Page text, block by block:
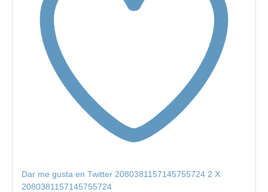
Dar me gusta en Twitter 2080381157145755724 2 X
2080381157145755724